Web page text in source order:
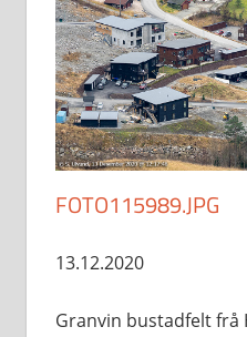
FOTO115989.JPG
13.12.2020
Granvin bustadfelt frå